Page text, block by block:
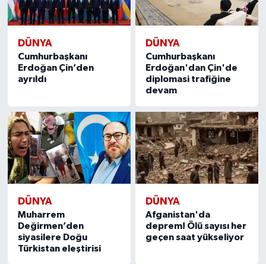
DÜNYA
Cumhurbaşkanı
Erdoğan Çin’den
ayrıldı
DÜNYA
Cumhurbaşkanı
Erdoğan'dan Çin'de
diplomasi trafiğine
devam
DÜNYA
Muharrem
Değirmen’den
siyasilere Doğu
Türkistan eleştirisi
DÜNYA
Afganistan'da
deprem! Ölü sayısı her
geçen saat yükseliyor